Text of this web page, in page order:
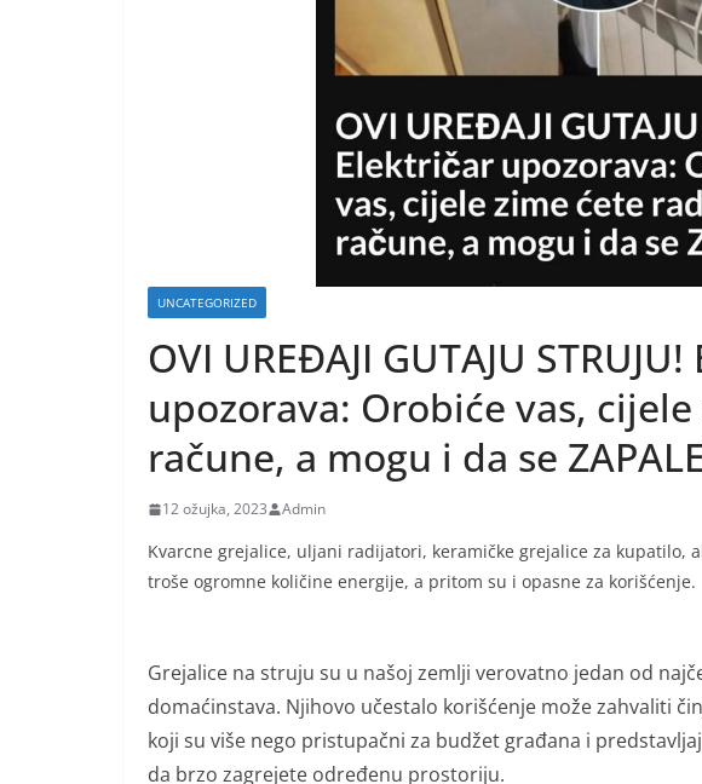
UNCATEGORIZED
OVI UREĐAJI GUTAJU
upozorava: Orobiće vas,
račune, a mogu i da se
12 ožujka, 2023 Admin
Kvarcne grejalice, uljani radijatori, keramičke grejalice za kupatilo,
troše ogromne količine energije, a pritom su i opasne za korišćenje.
Grejalice na struju su u našoj zemlji verovatno jedan od
domaćinstava. Njihovo učestalo korišćenje može zahvaliti
koji su više nego pristupačni za budžet građana i
da brzo zagrejete određenu prostoriju.